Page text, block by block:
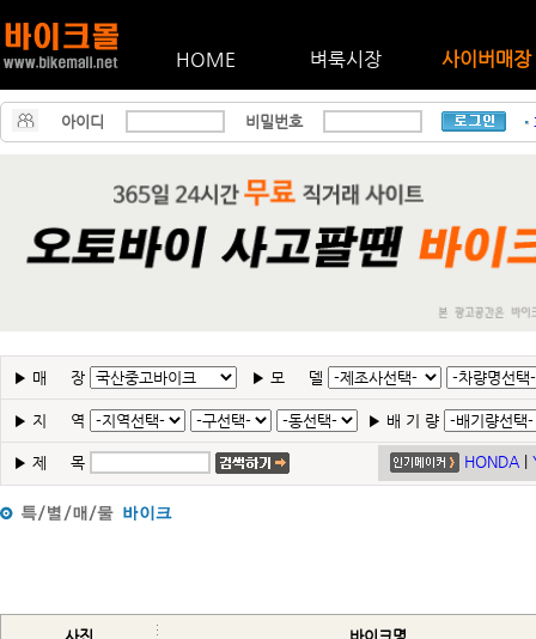
HOME 벼룩시장 사이버매장
아이디 비밀번호
▶ 매 장 ▶ 모 델
▶ 지 역 ▶ 배 기 량
▶ 제 목 HONDA |